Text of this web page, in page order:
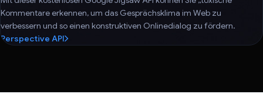
Kommentare erkennen, um das Gesprächsklima im Web zu
verbessern und so einen konstruktiven Onlinedialog zu fördern.
Perspective API